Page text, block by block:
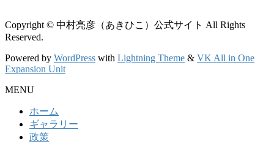
Copyright © 中村亮彦（あきひこ）公式サイト All Rights
Reserved.
Powered by WordPress with Lightning Theme & VK All in One
Expansion Unit
MENU
ホーム
ギャラリー
政策